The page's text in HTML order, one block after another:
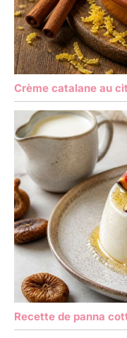
Crème catalane au
Recette de panna